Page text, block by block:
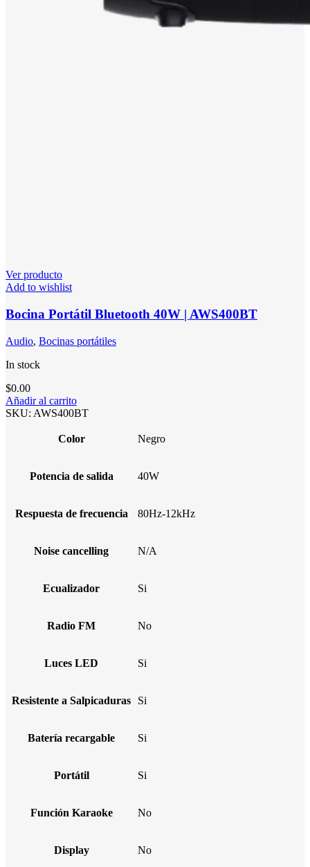
Ver producto
Add to wishlist
Bocina Portátil Bluetooth 40W | AWS400BT
Audio, Bocinas portátiles
In stock
$0.00
Añadir al carrito
SKU: AWS400BT
Color Negro
Potencia de salida 40W
Respuesta de frecuencia 80Hz-12kHz
Noise cancelling N/A
Ecualizador Si
Radio FM No
Luces LED Si
Resistente a Salpicaduras Si
Batería recargable Si
Portátil Si
Función Karaoke No
Display No